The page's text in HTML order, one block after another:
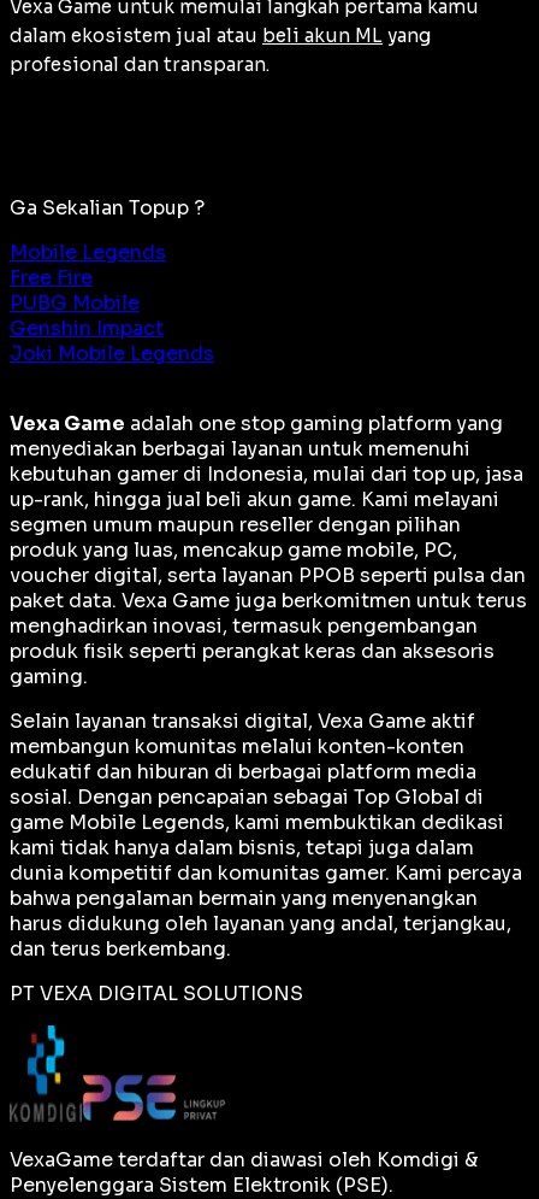
Vexa Game untuk memulai langkah pertama kamu
dalam ekosistem jual atau beli akun ML yang
profesional dan transparan.
Ga Sekalian Topup ?
Mobile Legends
Free Fire
PUBG Mobile
Genshin Impact
Joki Mobile Legends
Vexa Game adalah one stop gaming platform yang
menyediakan berbagai layanan untuk memenuhi
kebutuhan gamer di Indonesia, mulai dari top up, jasa
up-rank, hingga jual beli akun game. Kami melayani
segmen umum maupun reseller dengan pilihan
produk yang luas, mencakup game mobile, PC,
voucher digital, serta layanan PPOB seperti pulsa dan
paket data. Vexa Game juga berkomitmen untuk terus
menghadirkan inovasi, termasuk pengembangan
produk fisik seperti perangkat keras dan aksesoris
gaming.
Selain layanan transaksi digital, Vexa Game aktif
membangun komunitas melalui konten-konten
edukatif dan hiburan di berbagai platform media
sosial. Dengan pencapaian sebagai Top Global di
game Mobile Legends, kami membuktikan dedikasi
kami tidak hanya dalam bisnis, tetapi juga dalam
dunia kompetitif dan komunitas gamer. Kami percaya
bahwa pengalaman bermain yang menyenangkan
harus didukung oleh layanan yang andal, terjangkau,
dan terus berkembang.
PT VEXA DIGITAL SOLUTIONS
VexaGame terdaftar dan diawasi oleh Komdigi &
Penyelenggara Sistem Elektronik (PSE).